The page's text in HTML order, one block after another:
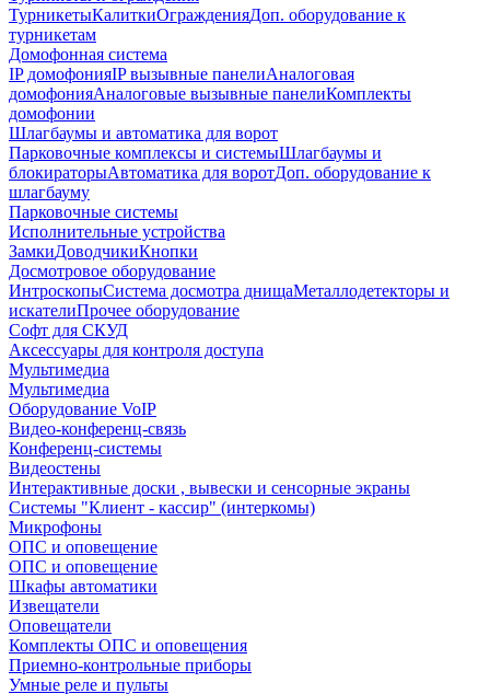
ТурникетыКалиткиОгражденияДоп. оборудование к
турникетам
Домофонная система
IP домофонияIP вызывные панелиАналоговая
домофонияАналоговые вызывные панелиКомплекты
домофонии
Шлагбаумы и автоматика для ворот
Парковочные комплексы и системыШлагбаумы и
блокираторыАвтоматика для воротДоп. оборудование к
шлагбауму
Парковочные системы
Исполнительные устройства
ЗамкиДоводчикиКнопки
Досмотровое оборудование
ИнтроскопыСистема досмотра днищаМеталлодетекторы и
искателиПрочее оборудование
Софт для СКУД
Аксессуары для контроля доступа
Мультимедиа
Мультимедиа
Оборудование VoIP
Видео-конференц-связь
Конференц-системы
Видеостены
Интерактивные доски , вывески и сенсорные экраны
Системы "Клиент - кассир" (интеркомы)
Микрофоны
ОПС и оповещение
ОПС и оповещение
Шкафы автоматики
Извещатели
Оповещатели
Комплекты ОПС и оповещения
Приемно-контрольные приборы
Умные реле и пульты